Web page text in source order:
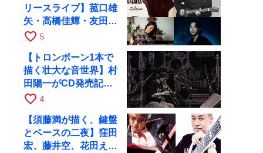
リースライブ】菰口雄
矢・高橋佳輝・友田ジ
ュンと9月28日にRAG
favorite_border 5
【トロンボーン1本で
描く壮大な音世界】村
田陽一がCD発売記念
ツアーで9月4日に京
favorite_border 4
【須藤満が描く、鍵盤
とベースの二夜】窪田
宏、藤井空、花田えみ